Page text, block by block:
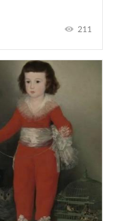
211